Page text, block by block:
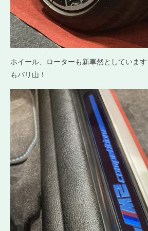
ホイール、ローターも新車然としていま
もバリ山！